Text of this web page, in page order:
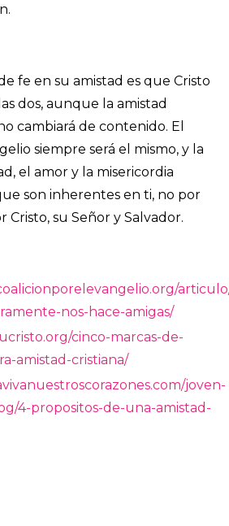
fe en su amistad es que Cristo
dos, aunque la amistad
cambiará de contenido. El
siempre será el mismo, y la
el amor y la misericordia
son inherentes en ti, no por
Cristo, su Señor y Salvador.
nos-hace-amigas/
cinco-marcas-de-
amistad-cristiana/
joven-
4-propositos-de-una-amistad-